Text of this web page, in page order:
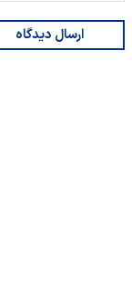
ارسال دیدگاه